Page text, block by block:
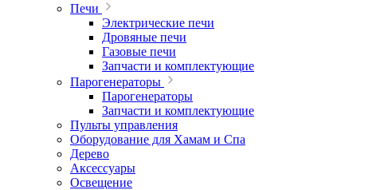
Печи
Электрические печи
Дровяные печи
Газовые печи
Запчасти и комплектующие
Парогенераторы
Парогенераторы
Запчасти и комплектующие
Пульты управления
Оборудование для Хамам и Спа
Дерево
Аксессуары
Освещение